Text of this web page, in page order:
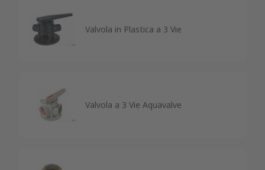
Valvola in Plastica a 3 Vie
Valvola a 3 Vie Aquavalve